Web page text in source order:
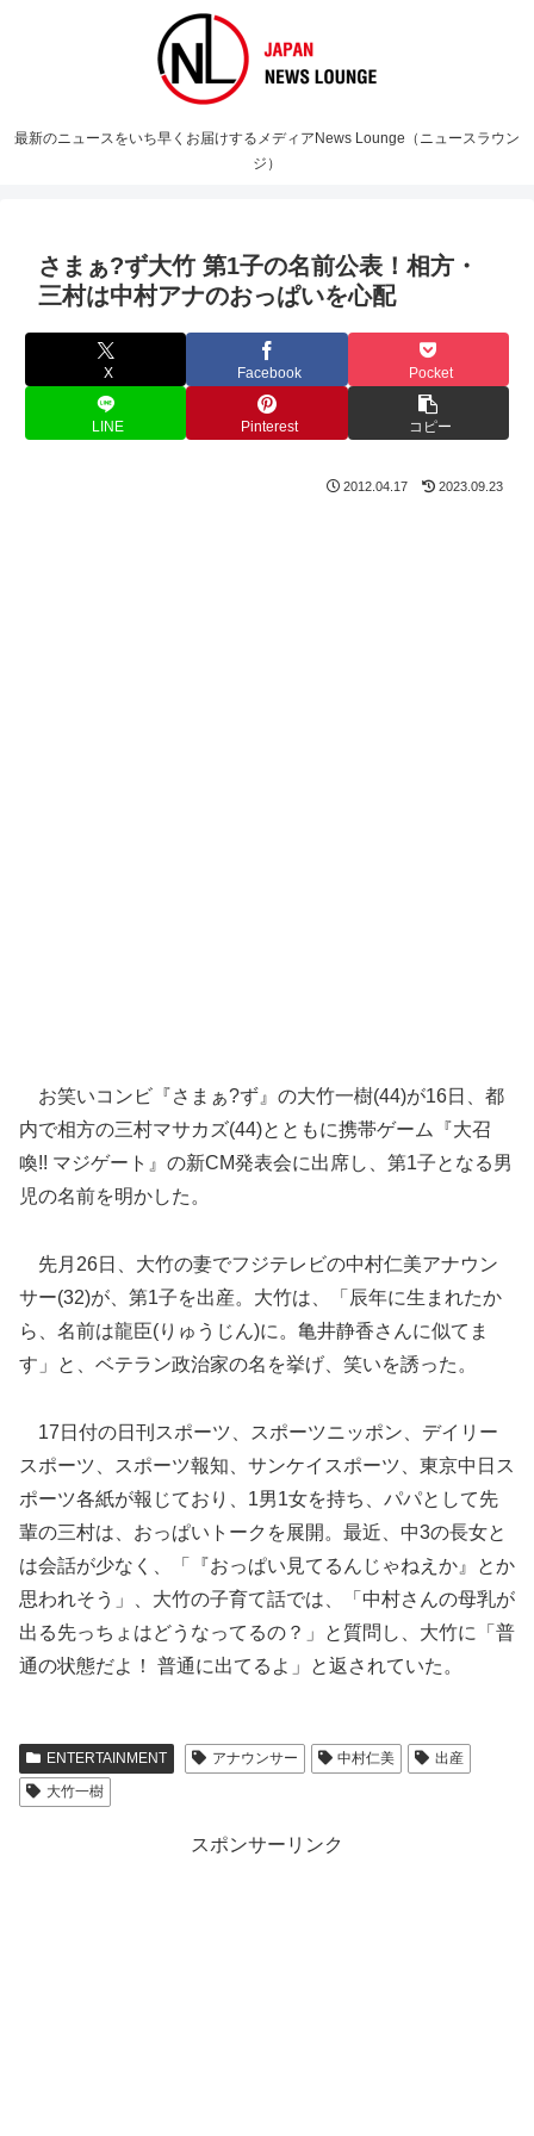
最新のニュースをいち早くお届けするメディアNews Lounge（ニュースラウン
ジ）
さまぁ?ず大竹 第1子の名前公表！相方・
三村は中村アナのおっぱいを心配
X Facebook Pocket
LINE Pinterest コピー
2012.04.17 2023.09.23
お笑いコンビ『さまぁ?ず』の大竹一樹(44)が16日、都
内で相方の三村マサカズ(44)とともに携帯ゲーム『大召
喚!! マジゲート』の新CM発表会に出席し、第1子となる男
児の名前を明かした。
先月26日、大竹の妻でフジテレビの中村仁美アナウン
サー(32)が、第1子を出産。 大竹は、「辰年に生まれたか
ら、名前は龍臣(りゅうじん)に。亀井静香さんに似てま
す」と、ベテラン政治家の名を挙げ、笑いを誘った。
17日付の日刊スポーツ、スポーツニッポン、デイリー
スポーツ、スポーツ報知、サンケイスポーツ、東京中日ス
ポーツ各紙が報じており、1男1女を持ち、パパとして先
輩の三村は、おっぱいトークを展開。最近、中3の長女と
は会話が少なく、「『おっぱい見てるんじゃねえか』とか
思われそう」、大竹の子育て話では、「中村さんの母乳が
出る先っちょはどうなってるの？」と質問し、大竹に「普
通の状態だよ！ 普通に出てるよ」と返されていた。
ENTERTAINMENT アナウンサー 中村仁美
出産
大竹一樹
スポンサーリンク